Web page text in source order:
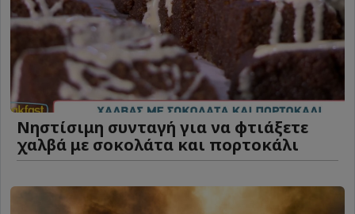
Νηστίσιμη συνταγή για να φτιάξετε
χαλβά με σοκολάτα και πορτοκάλι